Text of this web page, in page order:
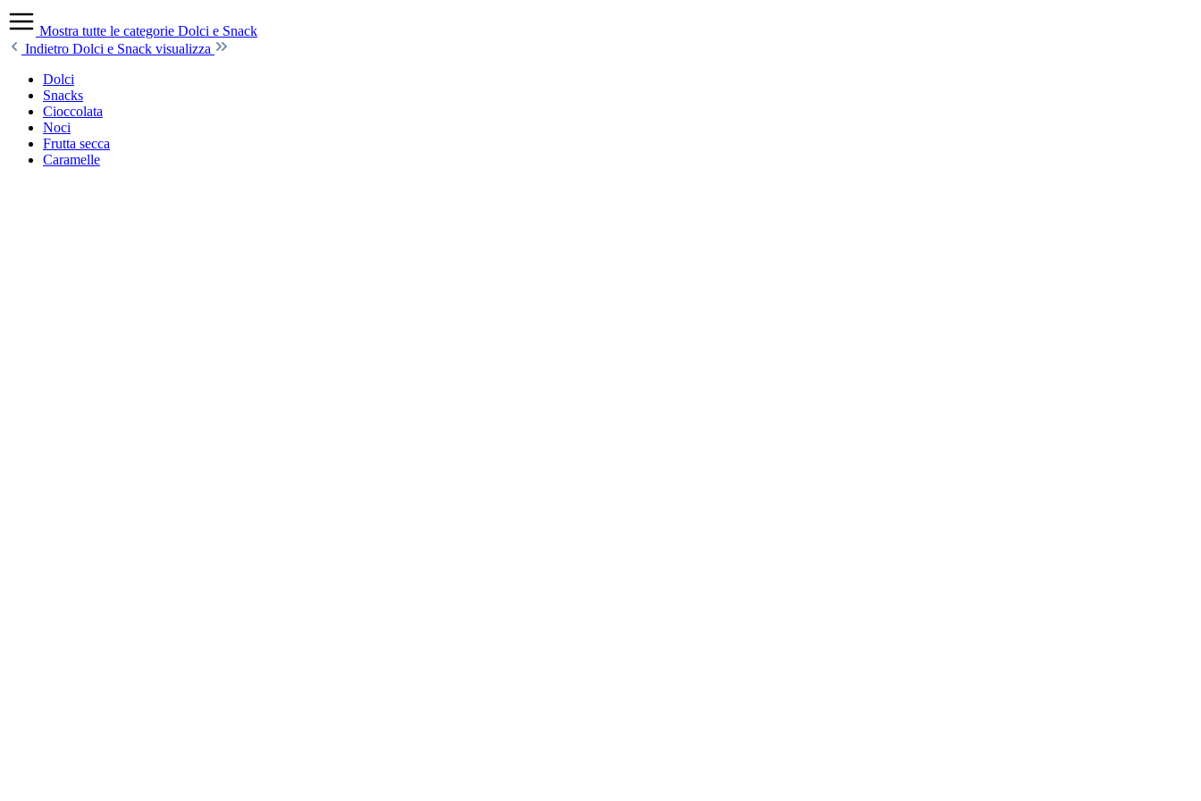
Mostra tutte le categorie Dolci e Snack
Indietro Dolci e Snack visualizza
Dolci
Snacks
Cioccolata
Noci
Frutta secca
Caramelle